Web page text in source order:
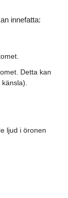
innefatta:
Detta kan
ljud i öronen